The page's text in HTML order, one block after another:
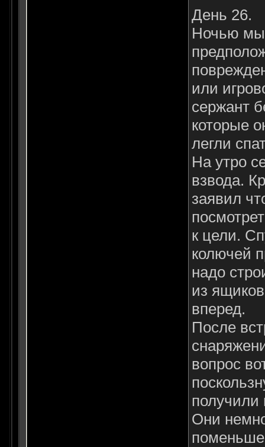
День 26.
Ночью мы
или
сержант
которые
легли
На утро
взвода.
заявил
к цели.
колючей
надо
из
вперед.
После
вопрос
получили
Они